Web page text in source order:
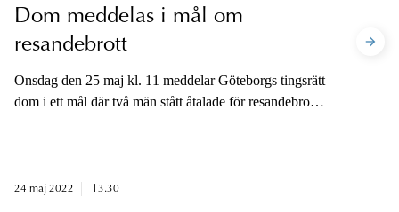
Dom meddelas i mål om
resandebrott
Onsdag den 25 maj kl. 11 meddelar Göteborgs tingsrätt
dom i ett mål där två män stått åtalade för resandebrott
24 maj 2022 13.30